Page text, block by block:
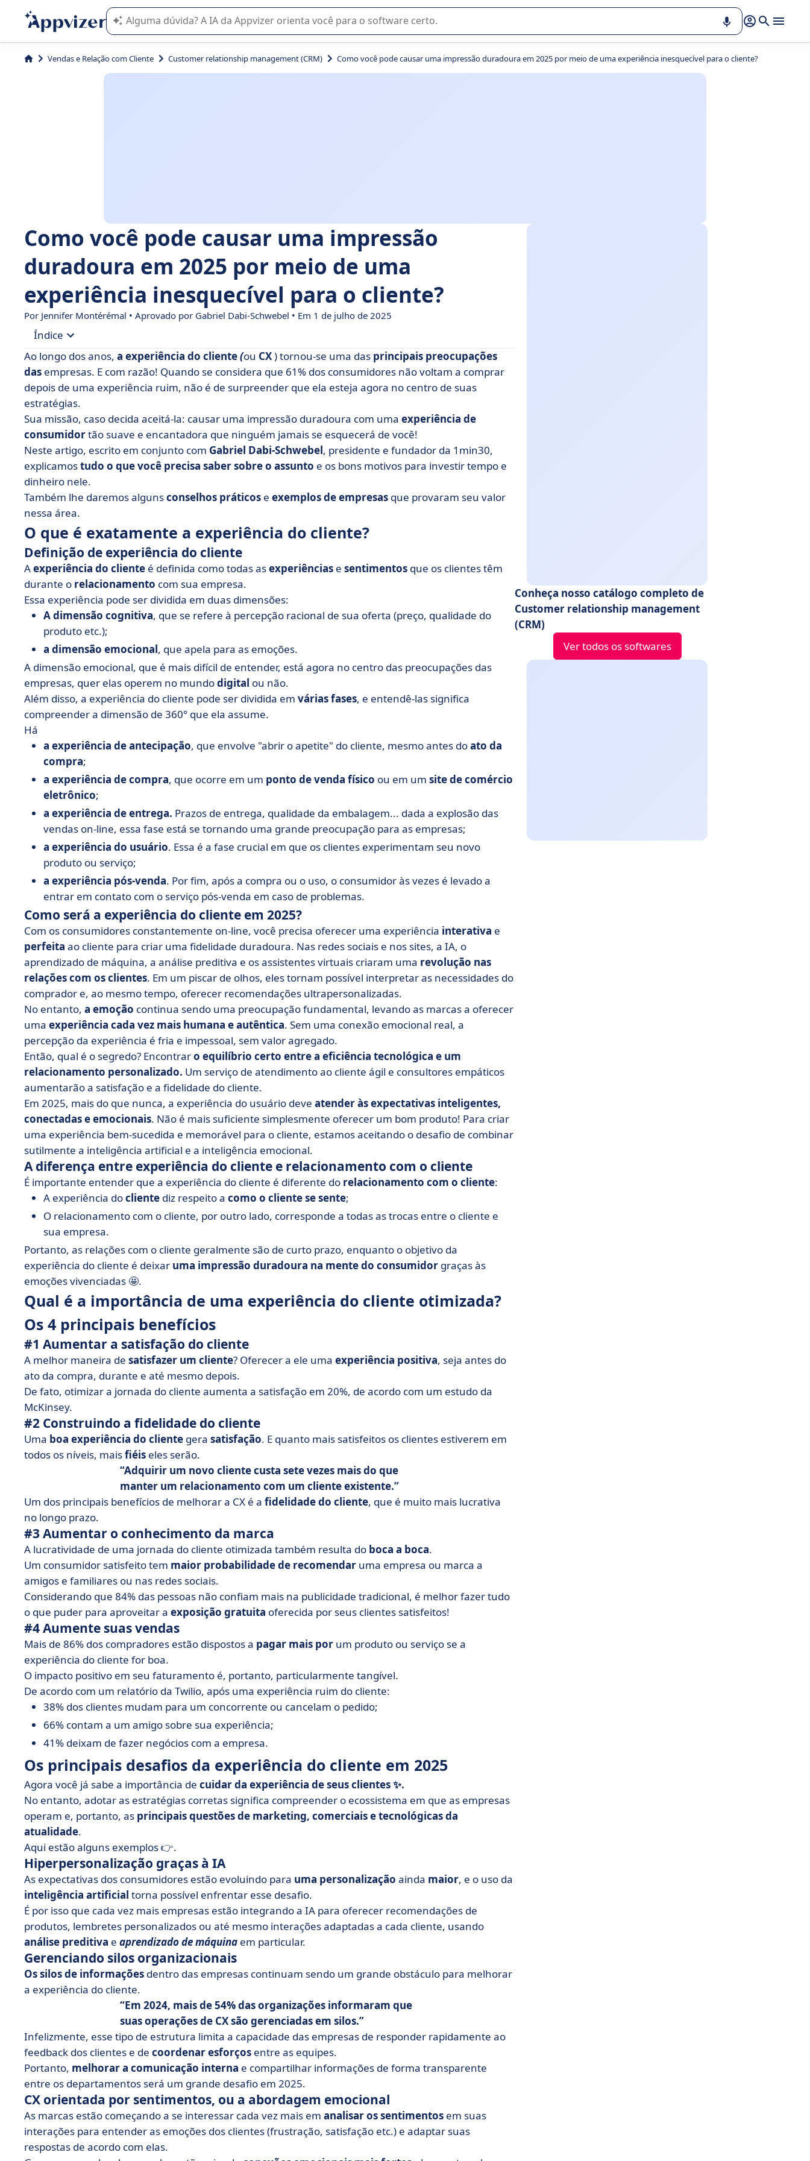
A IA do Appvizer o orienta no uso ou na seleção de software SaaS para sua empresa.
Vendas e Relação com Cliente Customer relationship management (CRM) Como você pode causar uma impressão duradoura em 2025 por meio de uma experiência inesquecível para o cliente?
Como você pode causar uma impressão
duradoura em 2025 por meio de uma
experiência inesquecível para o cliente?
Por Jennifer Montérémal • Aprovado por Gabriel Dabi-Schwebel • Em 1 de julho de 2025
Índice
• O que é exatamente a experiência do cliente?
• Qual é a importância de uma experiência do cliente otimizada? Os 4 principais benefícios
• Os principais desafios da experiência do cliente em 2025
• Exemplos de experiências inspiradoras para os clientes
• Como você oferece uma boa experiência ao cliente? Nossas 6 dicas
• Como você mede a experiência do cliente?
• Em conclusão, os 8 erros a serem evitados quando se trata de experiência do cliente
Ao longo dos anos, a experiência do cliente(ou CX) tornou-se uma das principais preocupações
das empresas. E com razão! Quando se considera que 61% dos consumidores não voltam a comprar
depois de uma experiência ruim, não é de surpreender que ela esteja agora no centro de suas
estratégias.
Sua missão, caso decida aceitá-la: causar uma impressão duradoura com uma experiência de
consumidortão suave e encantadora que ninguém jamais se esquecerá de você!
Neste artigo, escrito em conjunto com Gabriel Dabi-Schwebel, presidente e fundador da 1min30,
explicamostudo o que você precisa saber sobre o assunto e os bons motivos para investir tempo e
dinheiro nele.
Também lhe daremos algunsconselhos práticos e exemplos de empresas que provaram seu valor
nessa área.
O que é exatamente a experiência do cliente?
Definição de experiência do cliente
Aexperiência do cliente é definida como todas asexperiências e sentimentos que os clientes têm
durante o relacionamento com sua empresa.
Essa experiência pode ser dividida em duas dimensões:
A dimensão cognitiva, que se refere à percepção racional de sua oferta (preço, qualidade do
produto etc.);
a dimensão emocional, que apela para as emoções.
A dimensão emocional, que é mais difícil de entender, está agora no centro das preocupações das
empresas, quer elas operem no mundodigital ou não.
Além disso, a experiência do cliente pode ser dividida em várias fases, e entendê-las significa
compreender a dimensão de 360° que ela assume.
Há
a experiência de antecipação, que envolve "abrir o apetite" do cliente, mesmo antes doato da
compra;
a experiência de compra, que ocorre em um ponto de venda físico ou em um site de comércio
eletrônico;
a experiência de entrega. Prazos de entrega, qualidade da embalagem... dada a explosão das
vendas on-line, essa fase está se tornando uma grande preocupação para as empresas;
a experiência do usuário. Essa é a fase crucial em que os clientes experimentam seu novo
produto ou serviço;
a experiência pós-venda. Por fim, após a compra ou o uso, o consumidor às vezes é levado a
entrar em contato com o serviço pós-venda em caso de problemas.
Como será a experiência do cliente em 2025?
Com os consumidores constantemente on-line, você precisa oferecer uma experiência interativa e
perfeita ao cliente para criar uma fidelidade duradoura. Nas redes sociais e nos sites, a IA, o
aprendizado de máquina, a análise preditiva e os assistentes virtuais criaram uma revolução nas
relações com os clientes. Em um piscar de olhos, eles tornam possível interpretar as necessidades do
comprador e, ao mesmo tempo, oferecer recomendações ultrapersonalizadas.
No entanto, a emoção continua sendo uma preocupação fundamental, levando as marcas a oferecer
uma experiência cada vez mais humana e autêntica. Sem uma conexão emocional real, a
percepção da experiência é fria e impessoal, sem valor agregado.
Então, qual é o segredo? Encontraro equilíbrio certo entre a eficiência tecnológica e um
relacionamento personalizado. Um serviço de atendimento ao cliente ágil e consultores empáticos
aumentarão a satisfação e a fidelidade do cliente.
Em 2025, mais do que nunca, a experiência do usuário deve atender às expectativas inteligentes,
conectadas e emocionais. Não é mais suficiente simplesmente oferecer um bom produto! Para criar
uma experiência bem-sucedida e memorável para o cliente, estamos aceitando o desafio de combinar
sutilmente a inteligência artificial e a inteligência emocional.
A diferença entre experiência do cliente e relacionamento com o cliente
É importante entender que a experiência do cliente é diferente do relacionamento com o cliente:
A experiência docliente diz respeito a como o cliente se sente;
O relacionamento com o cliente, por outro lado, corresponde a todas as trocas entre o cliente e
sua empresa.
Portanto, as relações com o cliente geralmente são de curto prazo, enquanto o objetivo da
experiência do cliente é deixar uma impressão duradoura na mente do consumidor graças às
emoções vivenciadas 🤩.
Qual é a importância de uma experiência do cliente otimizada?
Os 4 principais benefícios
#1 Aumentar a satisfação do cliente
A melhor maneira de satisfazer um cliente? Oferecer a ele uma experiência positiva, seja antes do
ato da compra, durante e até mesmo depois.
De fato, otimizar a jornada do cliente aumenta a satisfação em 20%, de acordo com um estudo da
McKinsey.
#2 Construindo a fidelidade do cliente
Uma boa experiência do cliente gera satisfação. E quanto mais satisfeitos os clientes estiverem em
todos os níveis, maisfiéis eles serão.
Adquirir um novo cliente custa sete vezes mais do que
manter um relacionamento com um cliente existente.
Um dos principais benefícios de melhorar a CX é a fidelidade do cliente, que é muito mais lucrativa
no longo prazo.
#3 Aumentar o conhecimento da marca
A lucratividade de uma jornada do cliente otimizada também resulta do boca a boca.
Um consumidor satisfeito tem maior probabilidade de recomendar uma empresa ou marca a
amigos e familiares ou nas redes sociais.
Considerando que 84% das pessoas não confiam mais na publicidade tradicional, é melhor fazer tudo
o que puder para aproveitar a exposição gratuita oferecida por seus clientes satisfeitos!
#4 Aumente suas vendas
Mais de 86% dos compradores estão dispostos a pagar mais por um produto ou serviço se a
experiência do cliente for boa.
O impacto positivo em seu faturamento é, portanto, particularmente tangível.
De acordo com um relatório da Twilio, após uma experiência ruim do cliente:
38% dos clientes mudam para um concorrente ou cancelam o pedido;
66% contam a um amigo sobre sua experiência;
41% deixam de fazer negócios com a empresa.
Os principais desafios da experiência do cliente em 2025
Agora você já sabe a importância de cuidar da experiência de seus clientes ✨.
No entanto, adotar as estratégias corretas significa compreender o ecossistema em que as empresas
operam e, portanto, as principais questões de marketing, comerciais e tecnológicas da
atualidade.
Aqui estão alguns exemplos 👉.
Hiperpersonalização graças à IA
As expectativas dos consumidores estão evoluindo para uma personalização ainda maior, e o uso da
inteligência artificial torna possível enfrentar esse desafio.
É por isso que cada vez mais empresas estão integrando a IA para oferecer recomendações de
produtos, lembretes personalizados ou até mesmo interações adaptadas a cada cliente, usando
análise preditiva e aprendizado de máquina em particular.
Gerenciando silos organizacionais
Os silos de informações dentro das empresas continuam sendo um grande obstáculo para melhorar
a experiência do cliente.
Em 2024, mais de 54% das organizações informaram que
suas operações de CX são gerenciadas em silos.
Infelizmente, esse tipo de estrutura limita a capacidade das empresas de responder rapidamente ao
feedback dos clientes e de coordenar esforços entre as equipes.
Portanto, melhorar a comunicação interna e compartilhar informações de forma transparente
entre os departamentos será um grande desafio em 2025.
CX orientada por sentimentos, ou a abordagem emocional
As marcas estão começando a se interessar cada vez mais em analisar os sentimentos em suas
interações para entender as emoções dos clientes (frustração, satisfação etc.) e adaptar suas
respostas de acordo com elas.
Conheça nosso catálogo completo de
Customer relationship management
(CRM)
Ver todos os softwares